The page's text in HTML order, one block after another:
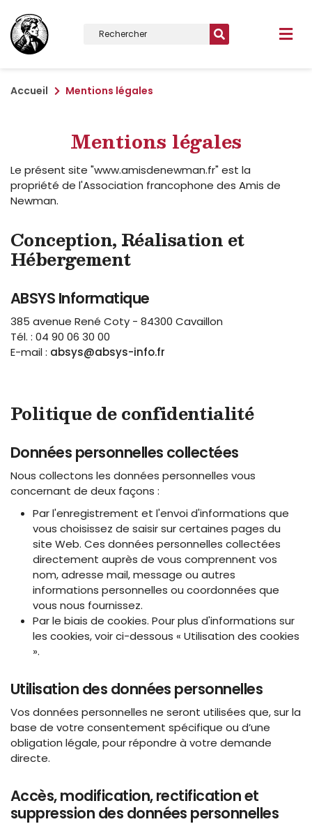
Accueil Mentions légales
Mentions légales
Le présent site "www.amisdenewman.fr" est la
propriété de l'Association francophone des Amis de
Newman.
Conception, Réalisation et
Hébergement
ABSYS Informatique
385 avenue René Coty - 84300 Cavaillon
Tél. : 04 90 06 30 00
E-mail : absys@absys-info.fr
Politique de confidentialité
Données personnelles collectées
Nous collectons les données personnelles vous
concernant de deux façons :
Par l'enregistrement et l'envoi d'informations que
vous choisissez de saisir sur certaines pages du
site Web. Ces données personnelles collectées
directement auprès de vous comprennent vos
nom, adresse mail, message ou autres
informations personnelles ou coordonnées que
vous nous fournissez.
Par le biais de cookies. Pour plus d'informations sur
les cookies, voir ci-dessous « Utilisation des cookies
».
Utilisation des données personnelles
Vos données personnelles ne seront utilisées que, sur la
base de votre consentement spécifique ou d’une
obligation légale, pour répondre à votre demande
directe.
Accès, modification, rectification et
suppression des données personnelles